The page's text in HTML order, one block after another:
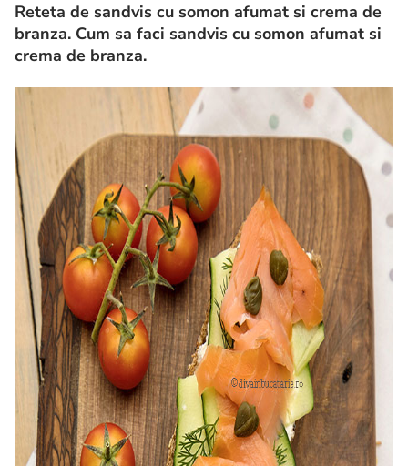
Reteta de sandvis cu somon afumat si crema de
branza. Cum sa faci sandvis cu somon afumat si
crema de branza.